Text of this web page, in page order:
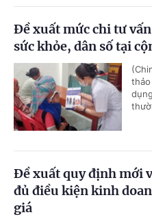
Đề xuất mức chi tư
sức khỏe, dân số tại
Đề xuất quy định mới
đủ điều kiện kinh
giá